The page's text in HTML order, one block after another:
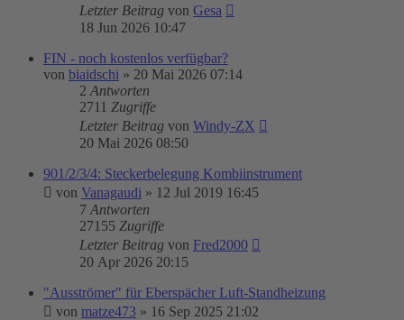
Letzter Beitrag von Gesa
18 Jun 2026 10:47
FIN - noch kostenlos verfügbar?
von biaidschi » 20 Mai 2026 07:14
2 Antworten
2711 Zugriffe
Letzter Beitrag von Windy-ZX
20 Mai 2026 08:50
901/2/3/4: Steckerbelegung Kombiinstrument
von Vanagaudi » 12 Jul 2019 16:45
7 Antworten
27155 Zugriffe
Letzter Beitrag von Fred2000
20 Apr 2026 20:15
"Ausströmer" für Eberspächer Luft-Standheizung
von matze473 » 16 Sep 2025 21:02